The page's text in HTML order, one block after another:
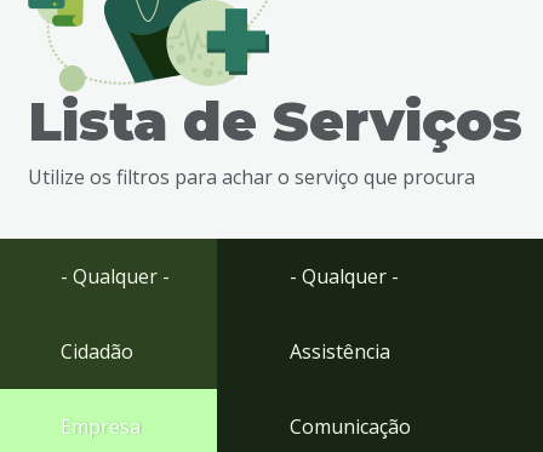
busca
Ir
Lista de Serviços
Utilize os filtros para achar o serviço que procura
- Qualquer -
Cidadão
Empresa
- Qualquer -
Assistência
Comunicação